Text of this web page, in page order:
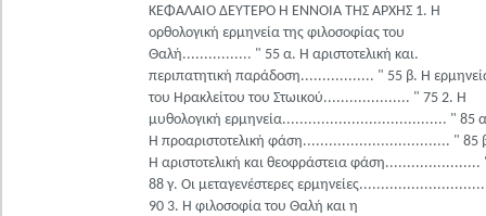
ΚΕΦΑΛΑΙΟ ΔΕΥΤΕΡΟ Η ΕΝΝΟΙΑ ΤΗΣ ΑΡΧΗΣ 1. Η
ορθολογική ερμηνεία της φιλοσοφίας του
Θαλή................ " 55 α. Η αριστοτελική και.
περιπατητική παράδοση................. " 55 β. Η
του Ηρακλείτου του Στωικού.................... " 75 2. Η
μυθολογική ερμηνεία...................................... " 85
Η προαριστοτελική φάση.................................. " 85
Η αριστοτελική και θεοφράστεια φάση......................
88 γ. Οι μεταγενέστερες
90 3. Η φιλοσοφία του Θαλή και η